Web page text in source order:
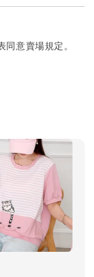
意賣場規定。